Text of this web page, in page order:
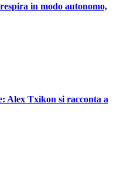
in modo autonomo,
Alex Txikon si racconta a